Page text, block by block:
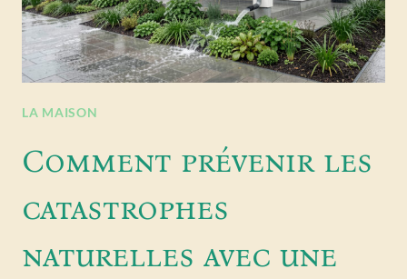
LA MAISON
Comment prévenir les
catastrophes
naturelles avec une